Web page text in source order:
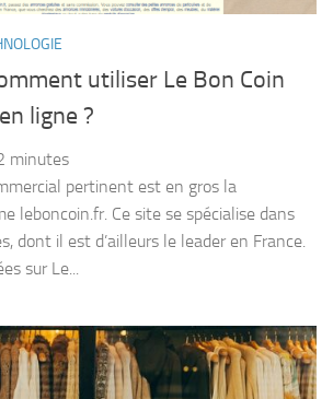
utiliser Le Bon Coin
ligne ?
minutes
pertinent est en gros la
leboncoin.fr. Ce site se spécialise dans
dont il est d’ailleurs le leader en France.
sur Le...